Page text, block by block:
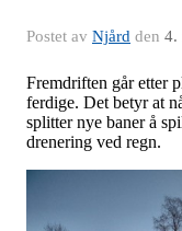
Postet av Njård den 4.
Fremdriften går etter
ferdige. Det betyr at
splitter nye baner å
drenering ved regn.